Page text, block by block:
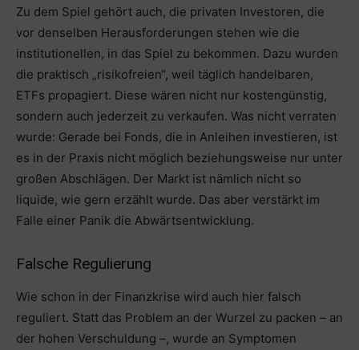
Zu dem Spiel gehört auch, die privaten Investoren, die
vor denselben Herausforderungen stehen wie die
institutionellen, in das Spiel zu bekommen. Dazu wurden
die praktisch „risikofreien“, weil täglich handelbaren,
ETFs propagiert. Diese wären nicht nur kostengünstig,
sondern auch jederzeit zu verkaufen. Was nicht verraten
wurde: Gerade bei Fonds, die in Anleihen investieren, ist
es in der Praxis nicht möglich beziehungsweise nur unter
großen Abschlägen. Der Markt ist nämlich nicht so
liquide, wie gern erzählt wurde. Das aber verstärkt im
Falle einer Panik die Abwärtsentwicklung.
Falsche Regulierung
Wie schon in der Finanzkrise wird auch hier falsch
reguliert. Statt das Problem an der Wurzel zu packen – an
der hohen Verschuldung –, wurde an Symptomen